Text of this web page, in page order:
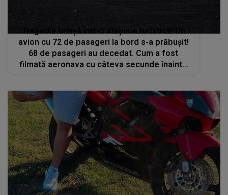
Tragedie uriașă într-o stațiune turistică! Un
avion cu 72 de pasageri la bord s-a prăbușit!
68 de pasageri au decedat. Cum a fost
filmată aeronava cu câteva secunde înainte